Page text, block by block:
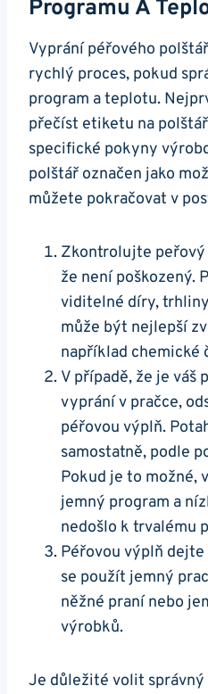
Programu A
Vyprání péřového
rychlý proces, pokud
program a teplotu.
přečíst etiketu na
specifické pokyny
polštář označen jako
můžete pokračovat v
Zkontrolujte
že není poškozený.
viditelné díry,
může být nejlepší
například chemické
V případě, že je váš
vyprání v pračce,
péřovou výplň.
samostatně, podle
Pokud je to možné,
jemný program a
nedošlo k trvalému
Péřovou výplň
se použít jemný
něžné praní nebo
výrobků.
Je důležité volit